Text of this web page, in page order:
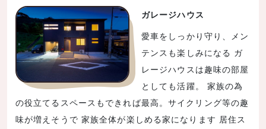
ガレージハウス
愛車をしっかり守り、メン
テンスも楽しみになる ガ
レージハウスは趣味の部屋
としても活躍。 家族の為
の役立てるスペースもできれば最高。サイクリング等の趣
味が増えそうで 家族全体が楽しめる家になります 居住ス